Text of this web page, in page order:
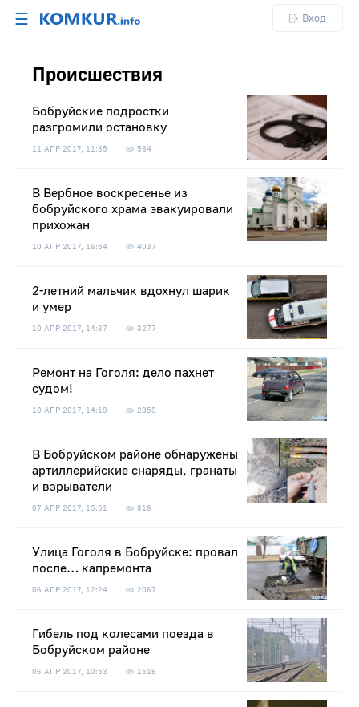
☰ Вход
Происшествия
Бобруйские подростки
разгромили остановку
11 АПР 2017, 11:35 584
В Вербное воскресенье из
бобруйского храма эвакуировали
прихожан
10 АПР 2017, 16:54 4037
2-летний мальчик вдохнул шарик
и умер
10 АПР 2017, 14:37 3277
Ремонт на Гоголя: дело пахнет
судом!
10 АПР 2017, 14:19 2859
В Бобруйском районе обнаружены
артиллерийские снаряды, гранаты
и взрыватели
07 АПР 2017, 15:51 816
Улица Гоголя в Бобруйске: провал
после… капремонта
06 АПР 2017, 12:24 2067
Гибель под колесами поезда в
Бобруйском районе
06 АПР 2017, 10:53 1516